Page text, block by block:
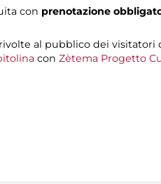
con prenotazione
al pubblico dei visitatori
con Zètema Progetto